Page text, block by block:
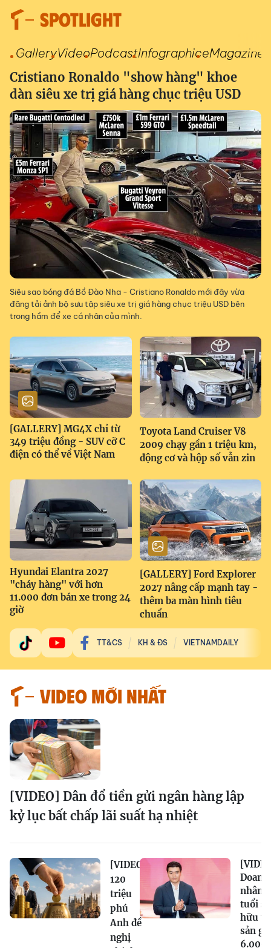
SPOTLIGHT
GalleryVideoPodcastInfographiceMagazine
Cristiano Ronaldo "show hàng" khoe
dàn siêu xe trị giá hàng chục triệu USD
Siêu sao bóng đá Bồ Đào Nha - Cristiano Ronaldo mới đây vừa
đăng tải ảnh bộ sưu tập siêu xe trị giá hàng chục triệu USD bên
trong hầm để xe cá nhân của mình.
[GALLERY] MG4X chỉ từ
349 triệu đồng - SUV cỡ C
điện có thể về Việt Nam
Toyota Land Cruiser V8
2009 chạy gần 1 triệu km,
động cơ và hộp số vẫn zin
Hyundai Elantra 2027
"cháy hàng" với hơn
11.000 đơn bán xe trong 24
giờ
[GALLERY] Ford Explorer
2027 nâng cấp mạnh tay -
thêm ba màn hình tiêu
chuẩn
TT&CS KH & ĐS VIETNAMDAILY
VIDEO MỚI NHẤT
[VIDEO] Dân đổ tiền gửi ngân hàng lập
kỷ lục bất chấp lãi suất hạ nhiệt
[VIDEO]
120
triệu
phú
Anh đề
nghị
Doanh
nhân
tuổi sở
hữu
sản
6.000